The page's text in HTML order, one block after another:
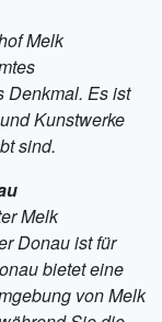
Melk
Denkmal. Es ist
Kunstwerke
sind.
Melk
Donau ist für
bietet eine
von Melk